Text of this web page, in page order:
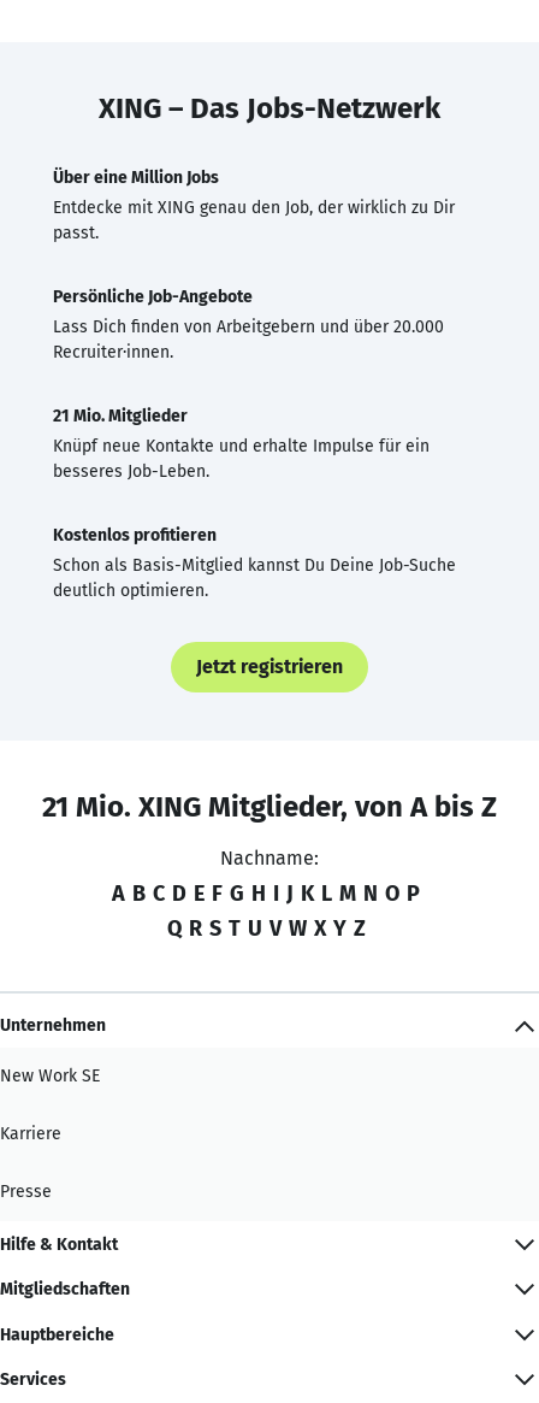
XING – Das Jobs-Netzwerk
Über eine Million Jobs
Entdecke mit XING genau den Job, der wirklich zu Dir
passt.
Persönliche Job-Angebote
Lass Dich finden von Arbeitgebern und über 20.000
Recruiter·innen.
21 Mio. Mitglieder
Knüpf neue Kontakte und erhalte Impulse für ein
besseres Job-Leben.
Kostenlos profitieren
Schon als Basis-Mitglied kannst Du Deine Job-Suche
deutlich optimieren.
Jetzt registrieren
21 Mio. XING Mitglieder, von A bis Z
Nachname:
A B C D E F G H I J K L M N O P
Q R S T U V W X Y Z
Unternehmen
New Work SE
Karriere
Presse
Hilfe & Kontakt
Mitgliedschaften
Hauptbereiche
Services